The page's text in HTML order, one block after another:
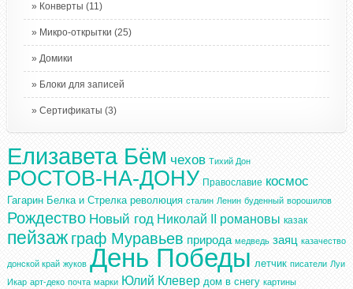
Конверты (11)
Микро-открытки (25)
Домики
Блоки для записей
Сертификаты (3)
Елизавета Бём чехов Тихий Дон
РОСТОВ-НА-ДОНУ Православие космос
Гагарин Белка и Стрелка революция сталин Ленин буденный ворошилов
Рождество Новый год Николай II романовы казак
пейзаж граф Муравьев природа медведь заяц казачество
донской край жуков День Победы летчик писатели Луи
Икар арт-деко почта марки Юлий Клевер дом в снегу картины